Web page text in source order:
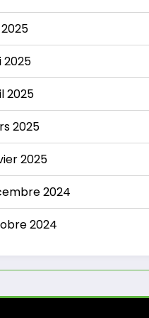
2025
2025
2025
2025
2024
2024